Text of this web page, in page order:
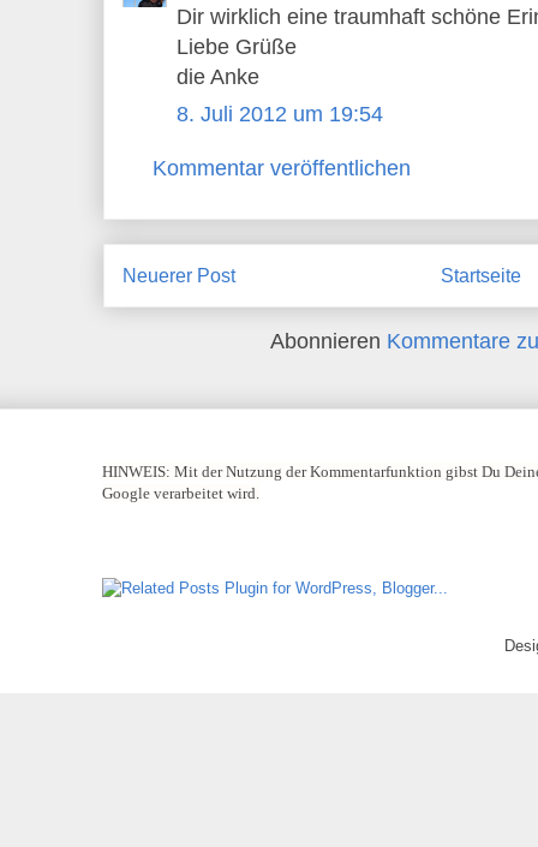
Dir wirklich eine traumhaft schöne
Liebe Grüße
die Anke
8. Juli 2012 um 19:54
Kommentar veröffentlichen
Neuerer Post Startseite
Abonnieren Kommentare
HINWEIS: Mit der Nutzung der Kommentarfunktion gibst Du
Google verarbeitet wird.